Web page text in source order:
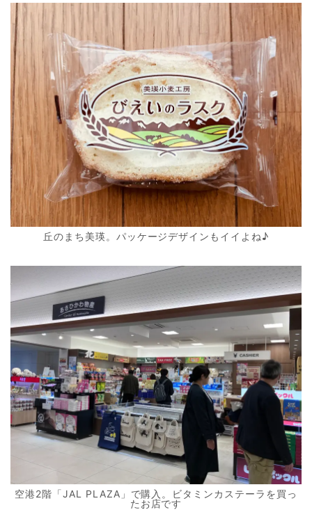
丘のまち美瑛。パッケージデザインもイイよね♪
空港2階「JAL PLAZA」で購入。ビタミンカステーラを買っ
たお店です